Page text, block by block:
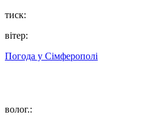
тиск:
вітер:
Погода у Сімферополі
волог.: